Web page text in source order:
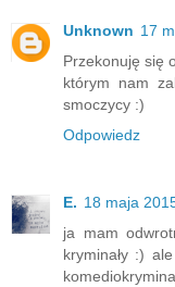
Unknown 17
Przekonuję się
którym nam
smoczycy :)
Odpowiedz
E. 18 maja
ja mam
kryminały :)